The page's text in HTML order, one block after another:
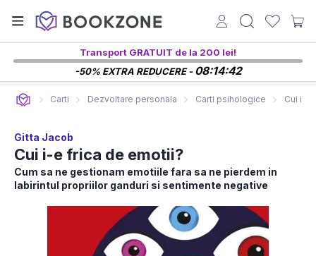
Transport GRATUIT de la 200 lei!
-50% EXTRA REDUCERE -08:14:42
Carti Dezvoltare personala Carti psihologice Cui i-e
Gitta Jacob
Cui i-e frica de emotii?
Cum sa ne gestionam emotiile fara sa ne pierdem in
labirintul propriilor ganduri si sentimente negative